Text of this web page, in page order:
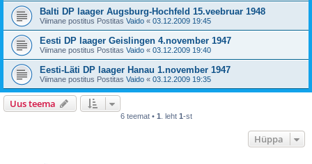
Balti DP laager Augsburg-Hochfeld 15.veebruar 1948
Viimane postitus Postitas Vaido « 03.12.2009 19:45
Eesti DP laager Geislingen 4.november 1947
Viimane postitus Postitas Vaido « 03.12.2009 19:40
Eesti-Läti DP laager Hanau 1.november 1947
Viimane postitus Postitas Vaido « 03.12.2009 19:35
Uus teema
6 teemat • 1 . leht 1-st
Hüppa